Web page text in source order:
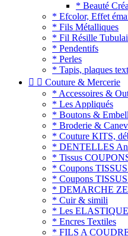
* Beauté
* Efcolor, Effet
* Fils Métalliques
* Fil Résille
* Pendentifs
* Perles
* Tapis, plaques
  Couture & Mercerie
* Accessoires &
* Les Appliqués
* Boutons &
* Broderie &
* Couture KITS,
* DENTELLES
* Tissus
* Coupons
* Coupons
* DEMARCHE
* Cuir & simili
* Les
* Encres Textiles
* FILS A